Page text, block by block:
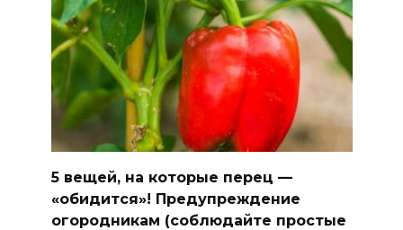
5 вещей, на которые перец —
«обидится»! Предупреждение
огородникам (соблюдайте простые